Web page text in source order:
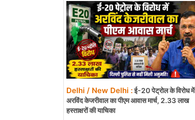
Delhi / New Delhi :ई-20 पेट्रोल के विरोध में
अरविंद केजरीवाल का पीएम आवास मार्च, 2.33 लाख
हस्ताक्षरों की याचिका